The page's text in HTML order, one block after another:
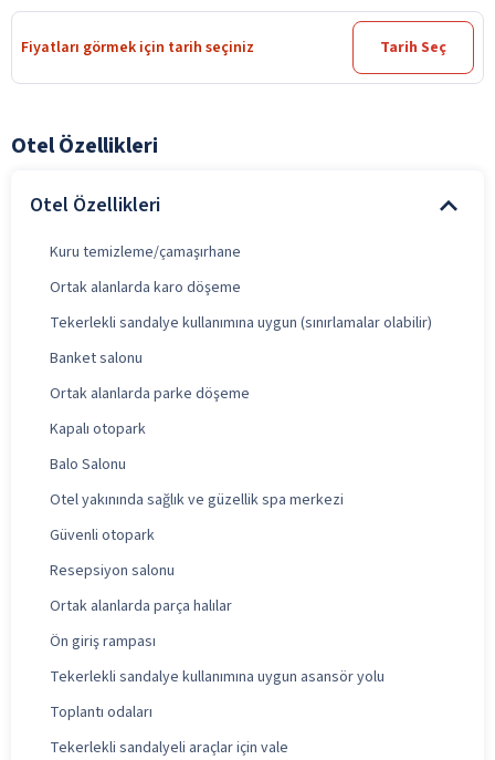
Fiyatları görmek için tarih seçiniz Tarih Seç
Otel Özellikleri
Otel Özellikleri
Kuru temizleme/çamaşırhane
Ortak alanlarda karo döşeme
Tekerlekli sandalye kullanımına uygun (sınırlamalar olabilir)
Banket salonu
Ortak alanlarda parke döşeme
Kapalı otopark
Balo Salonu
Otel yakınında sağlık ve güzellik spa merkezi
Güvenli otopark
Resepsiyon salonu
Ortak alanlarda parça halılar
Ön giriş rampası
Tekerlekli sandalye kullanımına uygun asansör yolu
Toplantı odaları
Tekerlekli sandalyeli araçlar için vale